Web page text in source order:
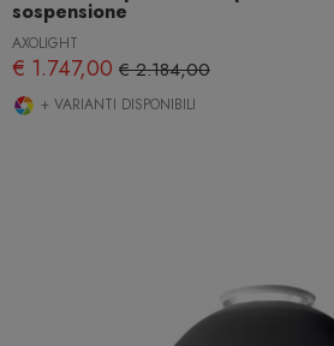
sospensione
AXOLIGHT
€ 1.747,00 € 2.184,00
+ VARIANTI DISPONIBILI